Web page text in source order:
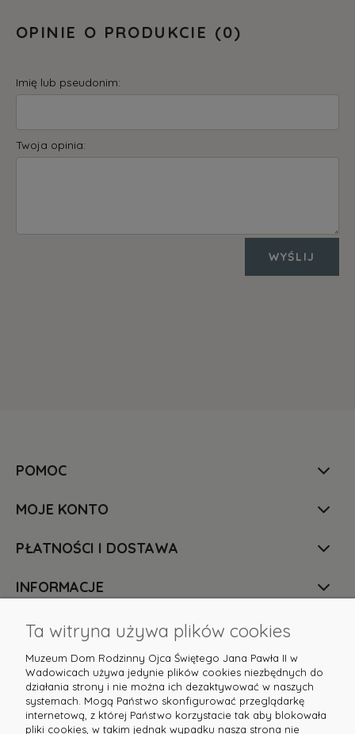
OPINIE O PRODUKCIE (0)
Imię lub pseudonim:
Twoja opinia:
WYŚLIJ
POMOC
MOJE KONTO
PŁATNOŚCI I DOSTAWA
INFORMACJE
O NAS
Ta witryna używa plików cookies
Muzeum Dom Rodzinny Ojca Świętego Jana Pawła II w
Wadowicach używa jedynie plików cookies niezbędnych do
działania strony i nie można ich dezaktywować w naszych
systemach. Mogą Państwo skonfigurować przeglądarkę
internetową, z której Państwo korzystacie tak aby blokowała
pliki cookies, w takim jednak wypadku nasza strona nie